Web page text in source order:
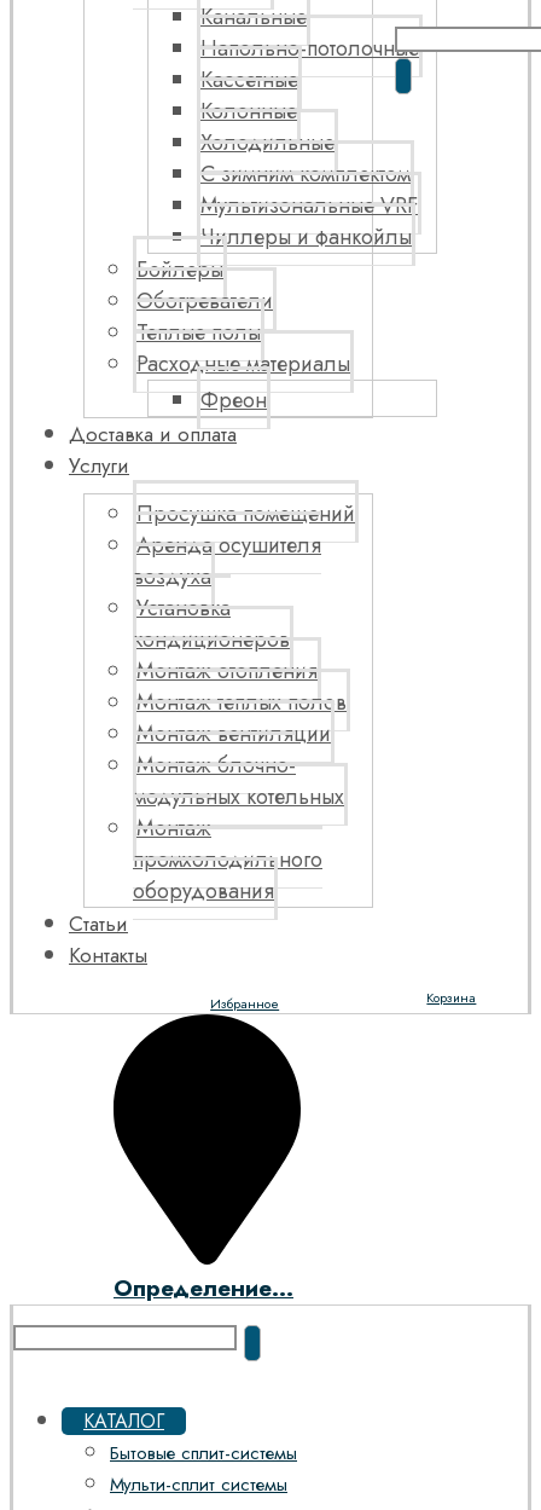
Канальные
Напольно-потолочные
Кассетные
Колонные
Холодильные
С зимним комплектом
Мультизональные VRF
Чиллеры и фанкойлы
Бойлеры
Обогреватели
Теплые полы
Расходные материалы
Фреон
Доставка и оплата
Услуги
Просушка помещений
Аренда осушителя
воздуха
Установка
кондиционеров
Монтаж отопления
Монтаж теплых полов
Монтаж вентиляции
Монтаж блочно-
модульных котельных
Монтаж
промхолодильного
оборудования
Статьи
Контакты
Корзина
Избранное
Определение...
КАТАЛОГ
Бытовые сплит-системы
Мульти-сплит системы